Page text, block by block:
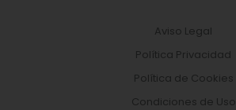
Aviso Legal
Política Privacidad
Política de Cookies
Condiciones de Uso